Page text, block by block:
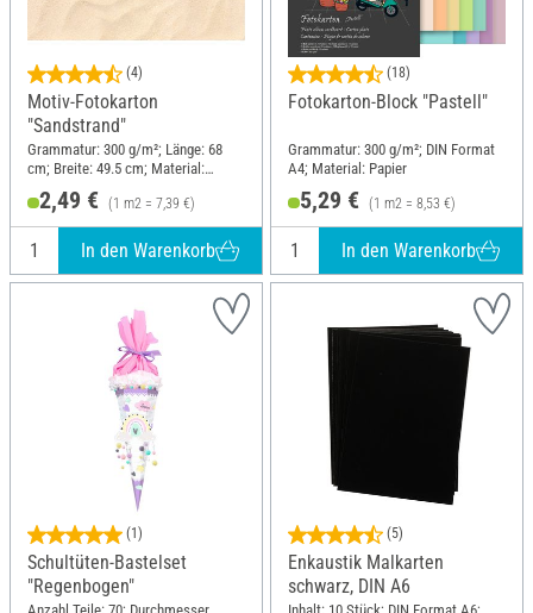
(4)
Motiv-Fotokarton
"Sandstrand"
Grammatur: 300 g/m²; Länge: 68
cm; Breite: 49.5 cm; Material:
2,49 € (1 m2 = 7,39 €)
In den Warenkorb
(18)
Fotokarton-Block "Pastell"
Grammatur: 300 g/m²; DIN Format
A4; Material: Papier
5,29 € (1 m2 = 8,53 €)
In den Warenkorb
(1)
Schultüten-Bastelset
"Regenbogen"
(5)
Enkaustik Malkarten
schwarz, DIN A6